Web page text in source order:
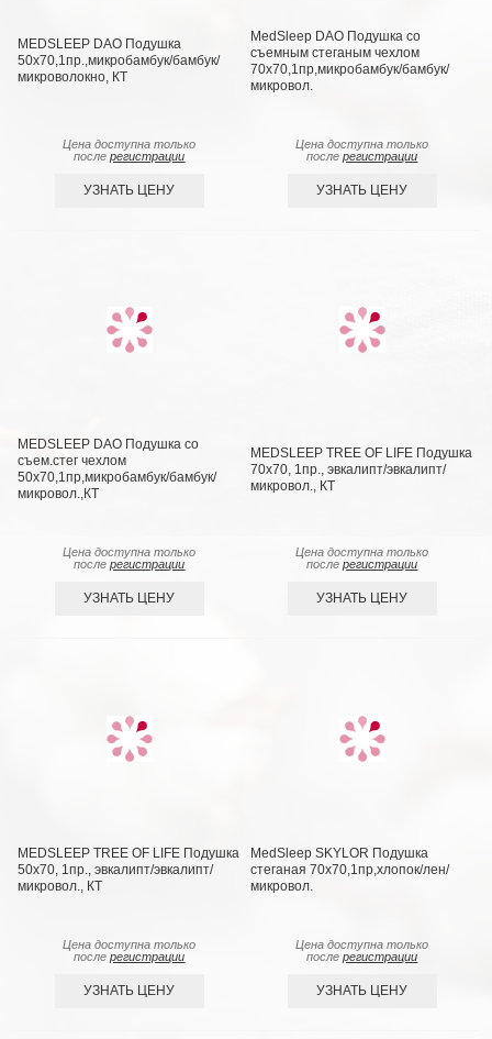
MEDSLEEP DAO Подушка
50х70,1пр.,микробамбук/бамбук/
микроволокно, КТ
Цена доступна только
послерегистрации
УЗНАТЬ ЦЕНУ
MedSleep DAO Подушка со
съемным стеганым чехлом
70х70,1пр,микробамбук/бамбук/
микровол.
Цена доступна только
послерегистрации
УЗНАТЬ ЦЕНУ
MEDSLEEP DAO Подушка со
съем.стег чехлом
50х70,1пр,микробамбук/бамбук/
микровол.,КТ
Цена доступна только
послерегистрации
УЗНАТЬ ЦЕНУ
MEDSLEEP TREE OF LIFE Подушка
70х70, 1пр., эвкалипт/эвкалипт/
микровол., КТ
Цена доступна только
послерегистрации
УЗНАТЬ ЦЕНУ
MEDSLEEP TREE OF LIFE Подушка
50х70, 1пр., эвкалипт/эвкалипт/
микровол., КТ
Цена доступна только
послерегистрации
УЗНАТЬ ЦЕНУ
MedSleep SKYLOR Подушка
стеганая 70х70,1пр,хлопок/лен/
микровол.
Цена доступна только
послерегистрации
УЗНАТЬ ЦЕНУ